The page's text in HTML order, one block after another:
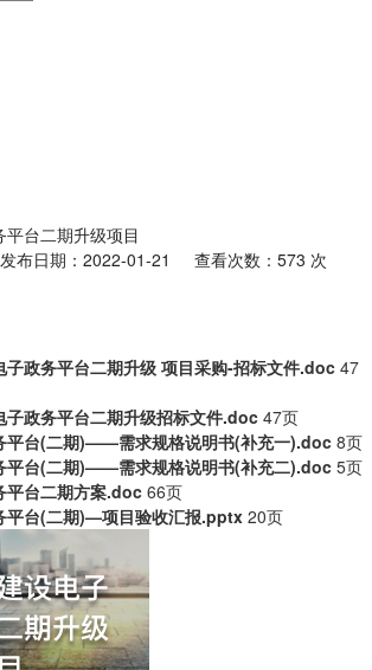
台二期升级项目
日期：2022-01-21 查看次数：573 次
子政务平台二期升级 项目采购-招标文件.doc 47
子政务平台二期升级招标文件.doc 47页
平台(二期)——需求规格说明书(补充一).doc 8页
平台(二期)——需求规格说明书(补充二).doc 5页
平台二期方案.doc 66页
平台(二期)—项目验收汇报.pptx 20页